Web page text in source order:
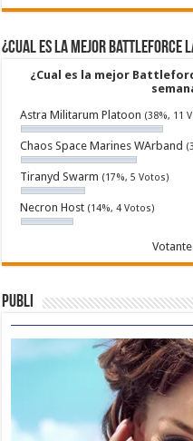
¿Cual es la mejor Battleforce
¿Cual es la mejor
Astra Militarum Platoon (38%, 11
Chaos Space Marines WArband
Tiranyd Swarm (17%, 5 Votos)
Necron Host (14%, 4 Votos)
Publi